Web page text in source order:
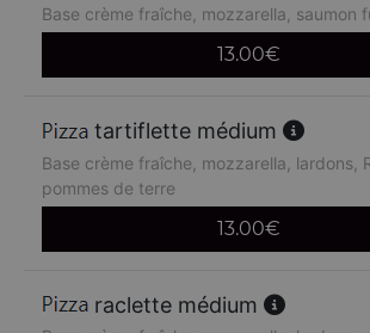
Base crème fraîche, mozzarella, saumon
13.00€
tartiflette médium
Base crème fraîche, mozzarella, lardons,
pommes de terre
13.00€
raclette médium